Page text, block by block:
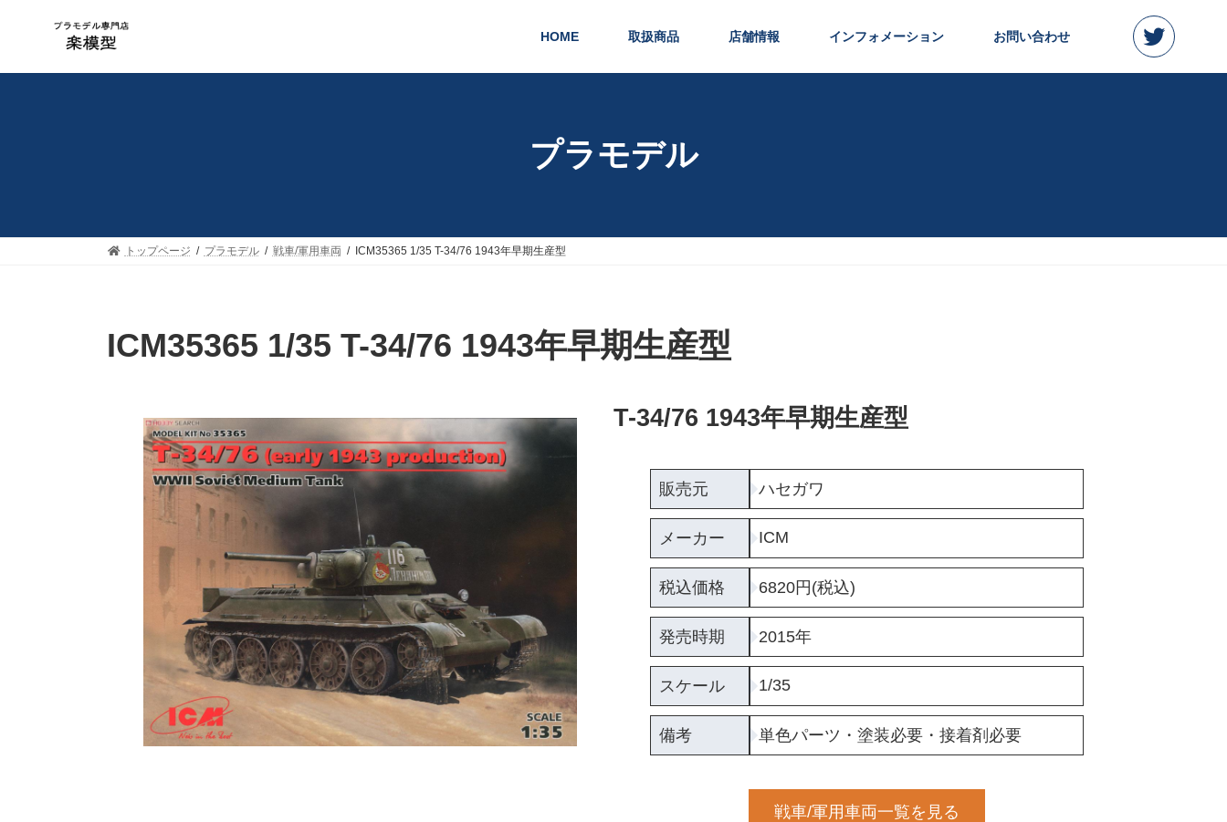
ン
ー
HOME 取扱商品 店舗情報 インフォメーション お問い合わせ
プラモデル
トップページ プラモデル 戦車/軍用車両 ICM35365 1/35 T-34/76 1943年早期生産型
ICM35365 1/35 T-34/76 1943年早期生産型
T-34/76 1943年早期生産型
販売元 ハセガワ
メーカー ICM
税込価格 6820円(税込)
発売時期 2015年
スケール 1/35
備考 単色パーツ・塗装必要・接着剤必要
戦車/軍用車両一覧を見る